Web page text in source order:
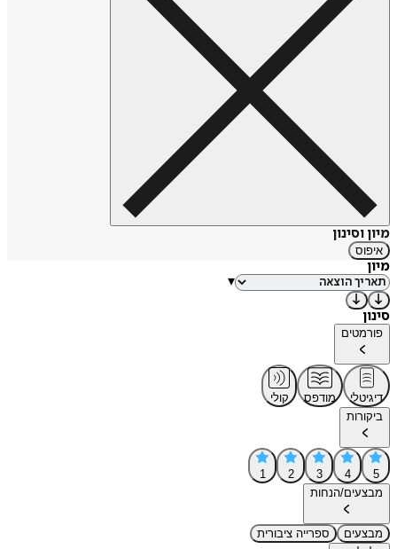
מיון וסינון
איפוס
מיון
▾
סינון
פורמטים
דיגיטלי מודפס
קולי
ביקורות
5
4
3
2
1
מבצעים/הנחות
מבצעים
ספרייה ציבורית